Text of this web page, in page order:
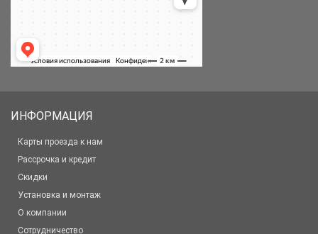
ИНФОРМАЦИЯ
Карты проезда к нам
Рассрочка и кредит
Скидки
Установка и монтаж
О компании
Сотрудничество